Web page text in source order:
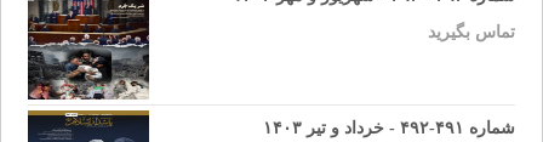
تماس بگیرید
شماره ۴۹۱-۴۹۲ - خرداد و تیر ۱۴۰۳